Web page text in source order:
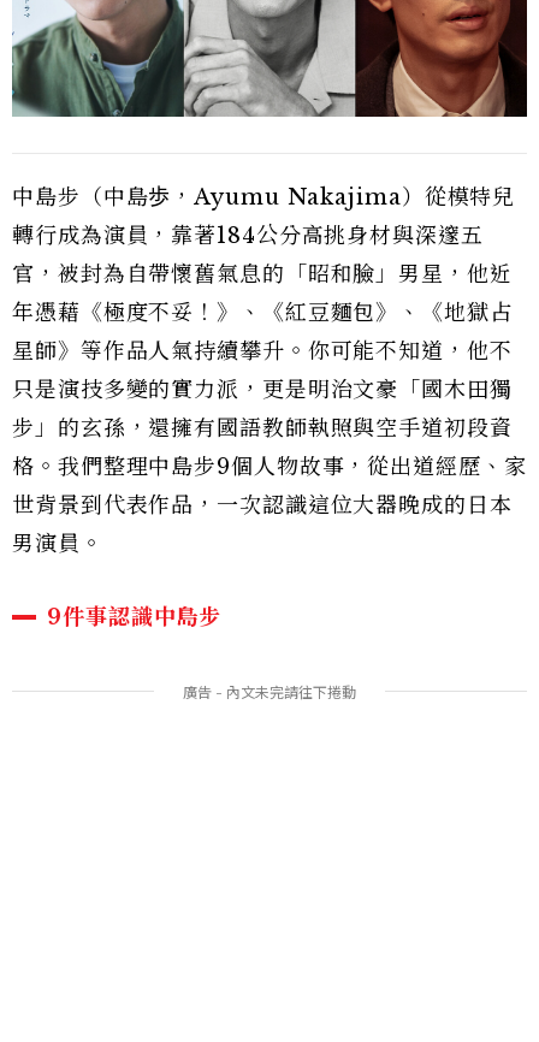
中島步（中島歩，Ayumu Nakajima）從模特兒
轉行成為演員，靠著184公分高挑身材與深邃五
官，被封為自帶懷舊氣息的「昭和臉」男星，他近
年憑藉《極度不妥！》、《紅豆麵包》、《地獄占
星師》等作品人氣持續攀升。你可能不知道，他不
只是演技多變的實力派，更是明治文豪「國木田獨
步」的玄孫，還擁有國語教師執照與空手道初段資
格。我們整理中島步9個人物故事，從出道經歷、家
世背景到代表作品，一次認識這位大器晚成的日本
男演員。
9件事認識中島步